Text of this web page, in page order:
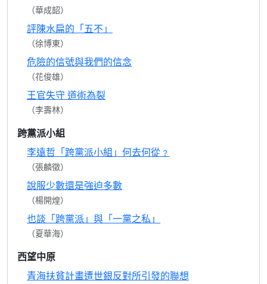
（華成韶）
評陳水扁的「五不」
（徐博東）
危險的信號與我們的信念
（花俊雄）
王官失守 道術為裂
（李壽林）
跨黨派小組
李遠哲「跨黨派小組」何去何從﹖
（張麟徵）
說服少數還是強迫多數
（楊開煌）
也談「跨黨派」與「一黨之私」
（夏華海）
西望中原
青海扶貧計畫遭世銀反對所引發的聯想